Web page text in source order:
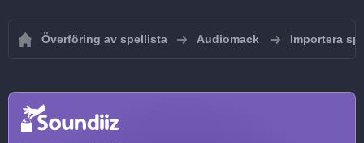
Överföring av spellista Audiomack Importera